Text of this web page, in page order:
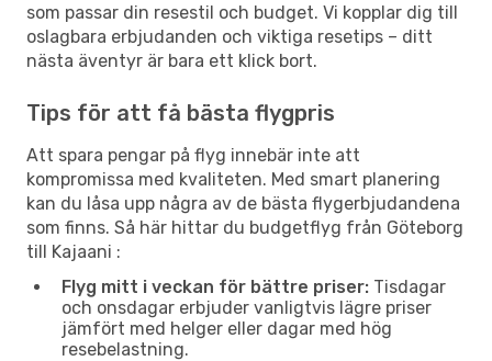
som passar din resestil och budget. Vi kopplar dig till
oslagbara erbjudanden och viktiga resetips – ditt
nästa äventyr är bara ett klick bort.
Tips för att få bästa flygpris
Att spara pengar på flyg innebär inte att
kompromissa med kvaliteten. Med smart planering
kan du låsa upp några av de bästa flygerbjudandena
som finns. Så här hittar du budgetflyg från Göteborg
till Kajaani :
Flyg mitt i veckan för bättre priser: Tisdagar
och onsdagar erbjuder vanligtvis lägre priser
jämfört med helger eller dagar med hög
resebelastning.